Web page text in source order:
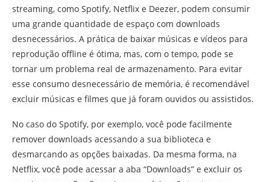
streaming, como Spotify, Netflix e Deezer, podem consumir
uma grande quantidade de espaço com downloads
desnecessários. A prática de baixar músicas e vídeos para
reprodução offline é ótima, mas, com o tempo, pode se
tornar um problema real de armazenamento. Para evitar
esse consumo desnecessário de memória, é recomendável
excluir músicas e filmes que já foram ouvidos ou assistidos.
No caso do Spotify, por exemplo, você pode facilmente
remover downloads acessando a sua biblioteca e
desmarcando as opções baixadas. Da mesma forma, na
Netflix, você pode acessar a aba “Downloads” e excluir os